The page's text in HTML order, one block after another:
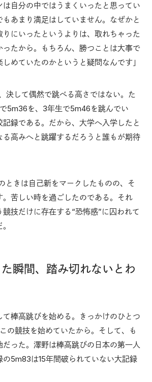
は自分の中ではうまくいったと思ってい
もあまり満足はしていません。なぜかと
りにいったというよりは、取れちゃった
たから。もちろん、勝つことは大事で
めていたのかというと疑問なんです」
決して偶然で跳べる高さではない。た
5m36を、3年生で5m46を跳んでい
録である。だから、大学へ入学したと
る高みへと跳躍するだろうと誰もが期待
ときは自己新をマークしたものの、そ
。苦しい時を過ごしたのである。それ
技だけに存在する“恐怖感”に囚われて
瞬間、踏み切れないとわ
棒高跳びを始める。きっかけのひとつ
の競技を始めていたから。そして、も
だった。澤野は棒高跳びの日本の第一人
5m83は15年間破られていない大記録